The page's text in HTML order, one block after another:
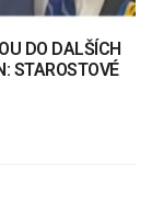
DO DALŠÍCH
STAROSTOVÉ